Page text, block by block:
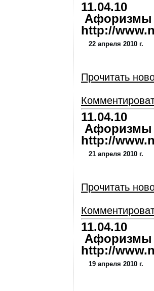
11.04.10
Афоризмы
http://
22 апреля 2010 г.
Прочитать
11.04.10
Афоризмы
http://
21 апреля 2010 г.
Прочитать
11.04.10
Афоризмы
http://
19 апреля 2010 г.